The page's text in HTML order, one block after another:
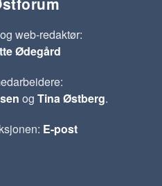
web-redaktør:
Ødegård
og Tina Østberg.
E-post